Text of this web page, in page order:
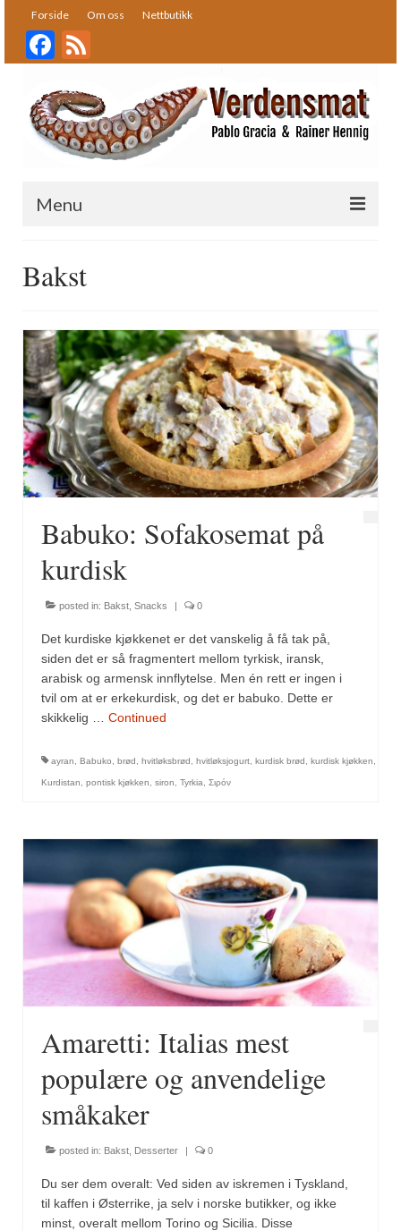
Forside Om oss Nettbutikk
Facebook
Menu
Oppskrifter
Desserter
Fisk og skalldyr
Fugl
Gryteretter
Snacks
Supper
Olivenolje, oppskrifter
Krydder, oppskrifter
Albóndigaskrydder
Bouquet garni
Cajunkrydder, mildt
Cajunkrydder, sterkt
Estragon
Guindillas
Herbes de Provence
Mirepoix
Bakst
Babuko: Sofakosemat på
kurdisk
posted in: Bakst Snacks | 0
Det kurdiske kjøkkenet er det vanskelig å få tak på,
siden det er så fragmentert mellom tyrkisk, iransk,
arabisk og armensk innflytelse. Men én rett er ingen i
tvil om at er erkekurdisk, og det er babuko. Dette er
skikkelig … Continued
ayran Babuko brød hvitløksbrød hvitløksjogurt kurdisk brød kurdisk kjøkken
Kurdistan pontisk kjøkken siron Tyrkia Σιρόν
Amaretti: Italias mest
populære og anvendelige
småkaker
posted in: Bakst Desserter | 0
Du ser dem overalt: Ved siden av iskremen i Tyskland,
til kaffen i Østerrike, ja selv i norske butikker, og ikke
minst, overalt mellom Torino og Sicilia. Disse